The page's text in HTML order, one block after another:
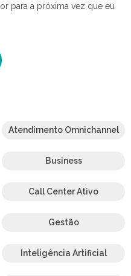
para a próxima vez que eu
Atendimento Omnichannel
Business
Call Center Ativo
Gestão
Inteligência Artificial